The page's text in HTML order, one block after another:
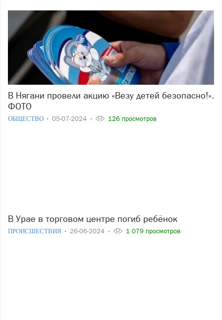
В Нягани провели акцию «Везу детей безопасно!».
ФОТО
ОБЩЕСТВО 05-07-2024 126 просмотров
В Урае в торговом центре погиб ребёнок
ПРОИСШЕСТВИЯ 26-06-2024 1 079 просмотров